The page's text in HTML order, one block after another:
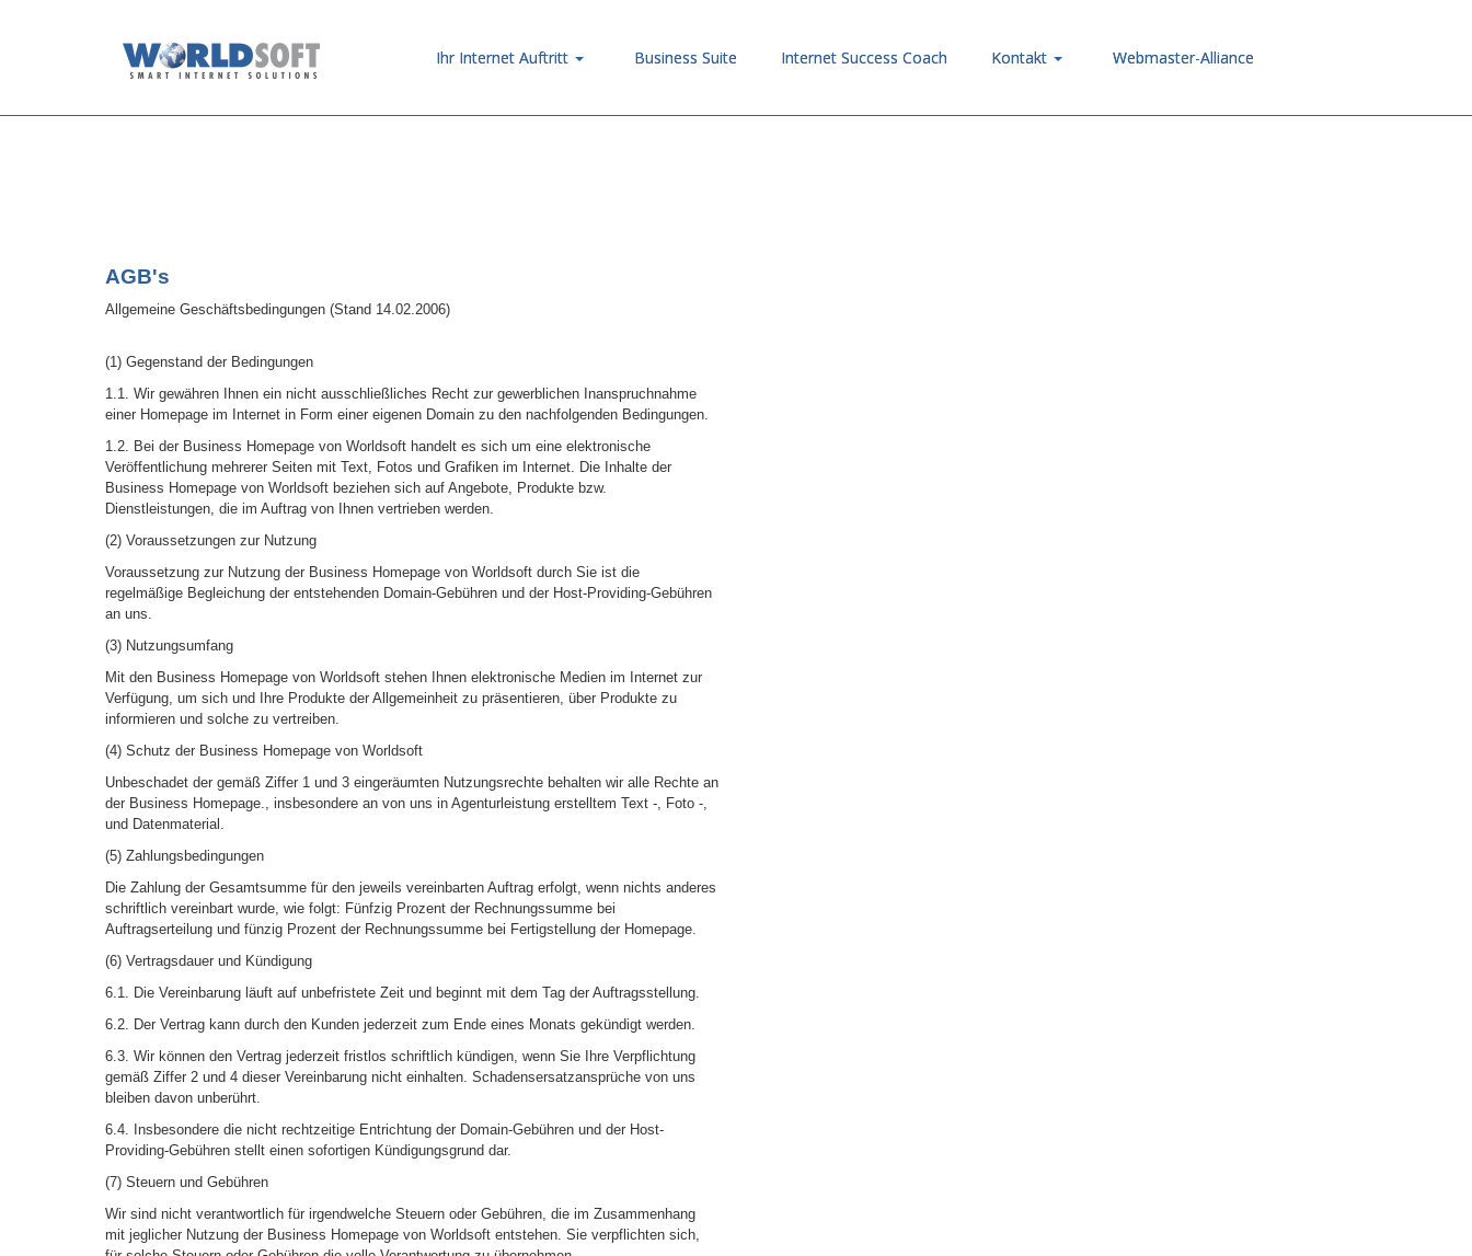
Ihr Internet Auftritt Business Suite Internet Success Coach Kontakt Webmaster-Alliance
AGB's
Allgemeine Geschäftsbedingungen (Stand 14.02.2006)
(1) Gegenstand der Bedingungen
1.1. Wir gewähren Ihnen ein nicht ausschließliches Recht zur gewerblichen Inanspruchnahme
einer Homepage im Internet in Form einer eigenen Domain zu den nachfolgenden Bedingungen.
1.2. Bei der Business Homepage von Worldsoft handelt es sich um eine elektronische
Veröffentlichung mehrerer Seiten mit Text, Fotos und Grafiken im Internet. Die Inhalte der
Business Homepage von Worldsoft beziehen sich auf Angebote, Produkte bzw.
Dienstleistungen, die im Auftrag von Ihnen vertrieben werden.
(2) Voraussetzungen zur Nutzung
Voraussetzung zur Nutzung der Business Homepage von Worldsoft durch Sie ist die
regelmäßige Begleichung der entstehenden Domain-Gebühren und der Host-Providing-Gebühren
an uns.
(3) Nutzungsumfang
Mit den Business Homepage von Worldsoft stehen Ihnen elektronische Medien im Internet zur
Verfügung, um sich und Ihre Produkte der Allgemeinheit zu präsentieren, über Produkte zu
informieren und solche zu vertreiben.
(4) Schutz der Business Homepage von Worldsoft
Unbeschadet der gemäß Ziffer 1 und 3 eingeräumten Nutzungsrechte behalten wir alle Rechte an
der Business Homepage., insbesondere an von uns in Agenturleistung erstelltem Text -, Foto -,
und Datenmaterial.
(5) Zahlungsbedingungen
Die Zahlung der Gesamtsumme für den jeweils vereinbarten Auftrag erfolgt, wenn nichts anderes
schriftlich vereinbart wurde, wie folgt: Fünfzig Prozent der Rechnungssumme bei
Auftragserteilung und fünzig Prozent der Rechnungssumme bei Fertigstellung der Homepage.
(6) Vertragsdauer und Kündigung
6.1. Die Vereinbarung läuft auf unbefristete Zeit und beginnt mit dem Tag der Auftragsstellung.
6.2. Der Vertrag kann durch den Kunden jederzeit zum Ende eines Monats gekündigt werden.
6.3. Wir können den Vertrag jederzeit fristlos schriftlich kündigen, wenn Sie Ihre Verpflichtung
gemäß Ziffer 2 und 4 dieser Vereinbarung nicht einhalten. Schadensersatzansprüche von uns
bleiben davon unberührt.
6.4. Insbesondere die nicht rechtzeitige Entrichtung der Domain-Gebühren und der Host-
Providing-Gebühren stellt einen sofortigen Kündigungsgrund dar.
(7) Steuern und Gebühren
Wir sind nicht verantwortlich für irgendwelche Steuern oder Gebühren, die im Zusammenhang
mit jeglicher Nutzung der Business Homepage von Worldsoft entstehen. Sie verpflichten sich,